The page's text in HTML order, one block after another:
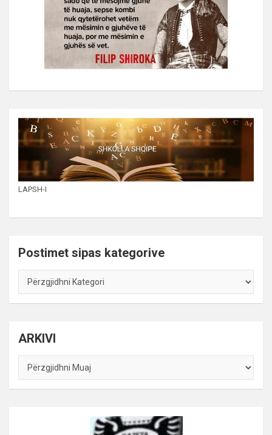
LAPSH-I
Postimet sipas kategorive
Postimet
sipas
kategorive
ARKIVI
ARKIVI